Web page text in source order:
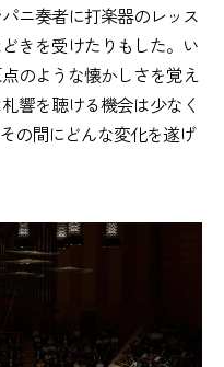
ニ奏者に打楽器のレッス
きを受けたりもした。い
のような懐かしさを覚え
響を聴ける機会は少なく
の間にどんな変化を遂げ